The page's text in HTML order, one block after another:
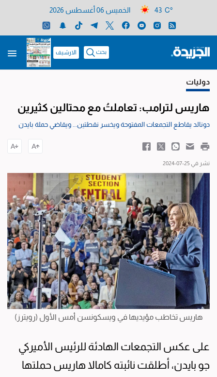
43 C° الخميس 06 أغسطس 2026
بحث الارشيف
دوليات
هاريس لترامب: تعاملتُ مع محتالين كثيرين
دونالد يقاطع التجمعات المفتوحة ويخسر نقطتين... ويقاضي حملة بايدن
نشر في 25-07-2024
هاريس تخاطب مؤيديها في ويسكونسن أمس الأول (رويترز)
على عكس التجمعات الهادئة للرئيس الأميركي
جو بايدن، أطلقت نائبته كامالا هاريس حملتها